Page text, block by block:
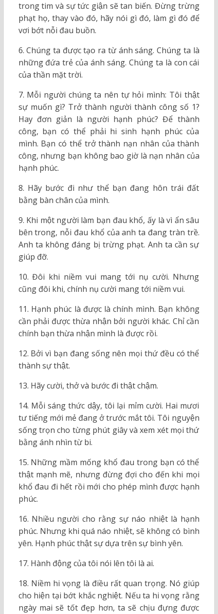
trong tim và sự tức giận sẽ tan biến. Đừng trừng
phạt họ, thay vào đó, hãy nói gì đó, làm gì đó để
vơi bớt nỗi đau buồn.
6. Chúng ta được tạo ra từ ánh sáng. Chúng ta là
những đứa trẻ của ánh sáng. Chúng ta là con cái
của thần mặt trời.
7. Mỗi người chúng ta nên tự hỏi mình: Tôi thật
sự muốn gì? Trở thành người thành công số 1?
Hay đơn giản là người hạnh phúc? Để thành
công, bạn có thể phải hi sinh hạnh phúc của
mình. Bạn có thể trở thành nạn nhân của thành
công, nhưng bạn không bao giờ là nạn nhân của
hạnh phúc.
8. Hãy bước đi như thể bạn đang hôn trái đất
bằng bàn chân của mình.
9. Khi một người làm bạn đau khổ, ấy là vì ẩn sâu
bên trong, nỗi đau khổ của anh ta đang tràn trề.
Anh ta không đáng bị trừng phạt. Anh ta cần sự
giúp đỡ.
10. Đôi khi niềm vui mang tới nụ cười. Nhưng
cũng đôi khi, chính nụ cười mang tới niềm vui.
11. Hạnh phúc là được là chính mình. Bạn không
cần phải được thừa nhận bởi người khác. Chỉ cần
chính bạn thừa nhận mình là được rồi.
12. Bởi vì bạn đang sống nên mọi thứ đều có thể
thành sự thật.
13. Hãy cười, thở và bước đi thật chậm.
14. Mỗi sáng thức dậy, tôi lại mỉm cười. Hai mươi
tư tiếng mới mẻ đang ở trước mắt tôi. Tôi nguyện
sống trọn cho từng phút giây và xem xét mọi thứ
bằng ánh nhìn từ bi.
15. Những mầm mống khổ đau trong bạn có thể
thật mạnh mẽ, nhưng đừng đợi cho đến khi mọi
khổ đau đi hết rồi mới cho phép mình được hạnh
phúc.
16. Nhiều người cho rằng sự náo nhiệt là hạnh
phúc. Nhưng khi quá náo nhiệt, sẽ không có bình
yên. Hạnh phúc thật sự dựa trên sự bình yên.
17. Hành động của tôi nói lên tôi là ai.
18. Niềm hi vọng là điều rất quan trọng. Nó giúp
cho hiện tại bớt khắc nghiệt. Nếu ta hi vọng rằng
ngày mai sẽ tốt đẹp hơn, ta sẽ chịu đựng được